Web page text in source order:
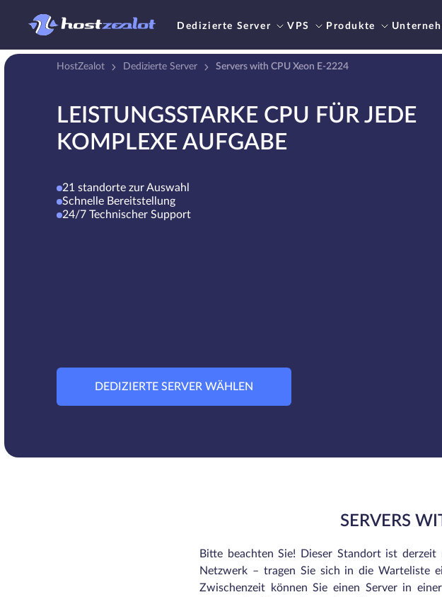
Dedizierte Server VPS Produkte
HostZealot Dedizierte Server Servers with CPU Xeon E-2224
LEISTUNGSSTARKE CPU FÜR JEDE
KOMPLEXE AUFGABE
21 standorte zur Auswahl
Schnelle Bereitstellung
24/7 Technischer Support
DEDIZIERTE SERVER WÄHLEN
SERVERS
Bitte beachten Sie! Dieser Standort ist
Netzwerk – tragen Sie sich in die Warteliste
Zwischenzeit können Sie einen Server in